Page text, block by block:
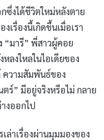
ซึ่งได้ชีวิตใหม่หลังตาย
เรื่องนี้เกิดขึ้นเมื่อเรา
“มารี” พี่สาวผู้คอย
ลงใหลในไอเดียของ
ความสัมพันธ์ของ
ร์” มีอยู่จริงหรือไม่ กลาย
งออกไป
ล่าเรื่องผ่านมุมมองของ